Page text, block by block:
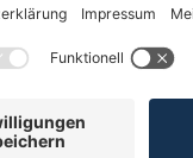
Produkte
immer mehr